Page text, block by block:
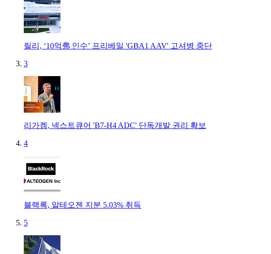
릴리, ‘10억弗 인수’ 프리베일 'GBA1 AAV' 고셔병 중단
3
리가켐, 넥스트큐어 'B7-H4 ADC' 단독개발 권리 확보
4
블랙록, 알테오젠 지분 5.03% 취득
5